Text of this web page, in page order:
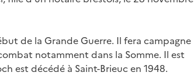
de la Grande Guerre. Il fera campagne
notamment dans la Somme. Il est
est décédé à Saint-Brieuc en 1948.